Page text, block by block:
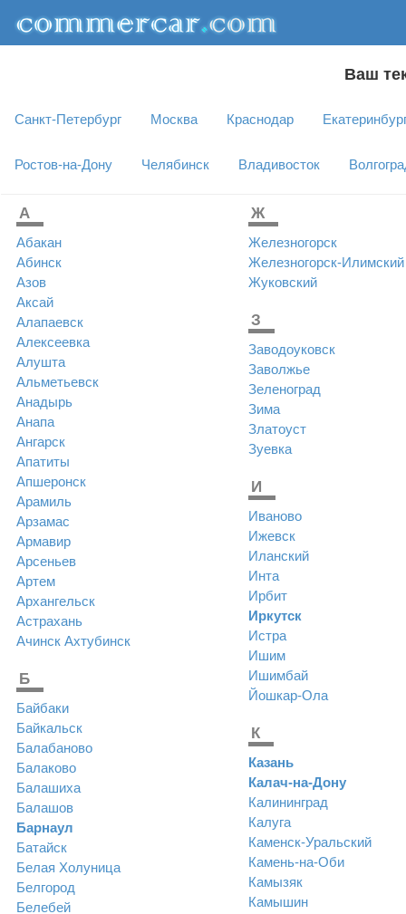
Ваш
Санкт-Петербург Москва Краснодар
Ростов-на-Дону Челябинск Владивосток
A
Абакан
Абинск
Азов
Аксай
Алапаевск
Алексеевка
Алушта
Альметьевск
Анадырь
Анапа
Ангарск
Апатиты
Апшеронск
Арамиль
Арзамас
Армавир
Арсеньев
Артем
Архангельск
Астрахань
Ачинск Ахтубинск
Б
Байбаки
Байкальск
Балабаново
Балаково
Балашиха
Балашов
Барнаул
Батайск
Белая Холуница
Белгород
Белебей
Ж
Железногорск
Железногорск-Илимский
Жуковский
З
Заводоуковск
Заволжье
Зеленоград
Зима
Златоуст
Зуевка
И
Иваново
Ижевск
Иланский
Инта
Ирбит
Иркутск
Истра
Ишим
Ишимбай
Йошкар-Ола
К
Казань
Калач-на-Дону
Калининград
Калуга
Каменск-Уральский
Камень-на-Оби
Камызяк
Камышин